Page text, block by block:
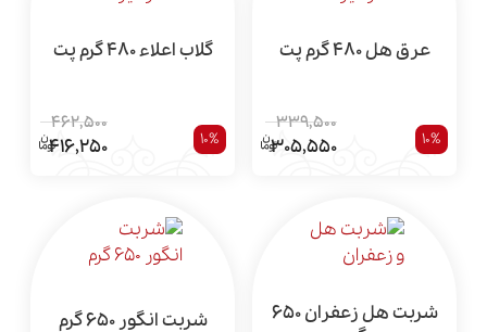
عرق هل 480 گرم پت
10%
339,500
305,550
گلاب اعلاء 480 گرم پت
10%
462,500
416,250
شربت هل زعفران 650
شربت انگور 650 گرم